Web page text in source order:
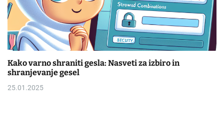
Kako varno shraniti gesla: Nasveti za izbiro in
shranjevanje gesel
25.01.2025